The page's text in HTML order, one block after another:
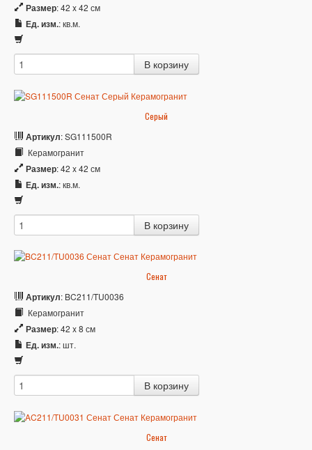
Размер: 42 x 42 см
Ед. изм.: кв.м.
Серый
Артикул: SG111500R
Керамогранит
Размер: 42 x 42 см
Ед. изм.: кв.м.
Сенат
Артикул: BC211/TU0036
Керамогранит
Размер: 42 x 8 см
Ед. изм.: шт.
Сенат